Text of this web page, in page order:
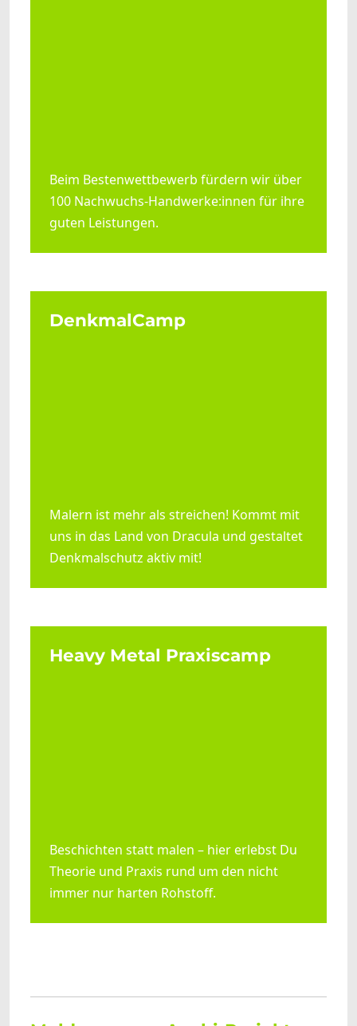
Beim Bestenwettbewerb fürdern wir über
100 Nachwuchs-Handwerke:innen für ihre
guten Leistungen.
DenkmalCamp
Malern ist mehr als streichen! Kommt mit
uns in das Land von Dracula und gestaltet
Denkmalschutz aktiv mit!
Heavy Metal Praxiscamp
Beschichten statt malen – hier erlebst Du
Theorie und Praxis rund um den nicht
immer nur harten Rohstoff.